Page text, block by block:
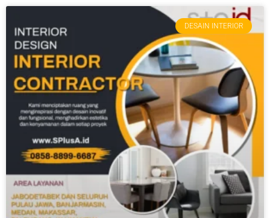
DESAIN INTERIOR